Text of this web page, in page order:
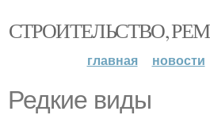
СТРОИТЕЛЬСТВО,
главная новости
Редкие виды